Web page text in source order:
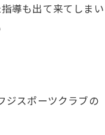
導も出て来てしまい
ジスポーツクラブの